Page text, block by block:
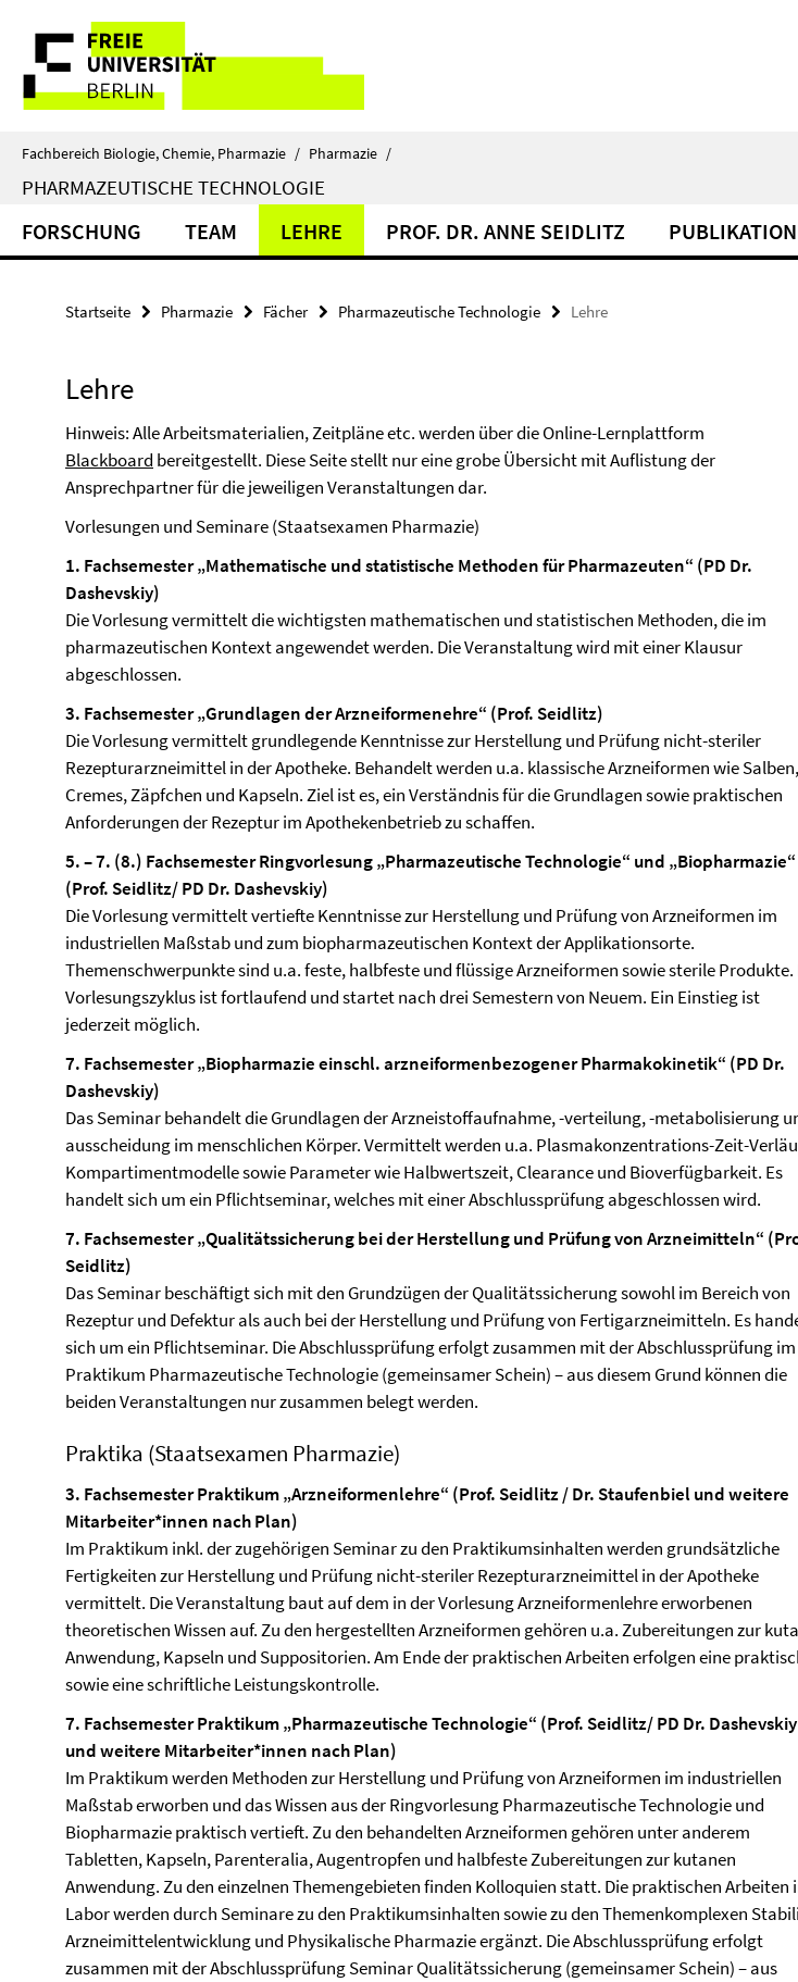
direkt
Inhalt
Service-
Navigation
Fachbereich Biologie, Chemie, Pharmazie / Pharmazie /
PHARMAZEUTISCHE TECHNOLOGIE
FORSCHUNG TEAM LEHRE PROF. DR. ANNE SEIDLITZ
Startseite Pharmazie Fächer Pharmazeutische Technologie Lehre
Lehre
Hinweis: Alle Arbeitsmaterialien, Zeitpläne etc. werden über die Online-Lernplattform
Blackboard bereitgestellt. Diese Seite stellt nur eine grobe Übersicht mit Auflistung der
Ansprechpartner für die jeweiligen Veranstaltungen dar.
Vorlesungen und Seminare (Staatsexamen Pharmazie)
1. Fachsemester „Mathematische und statistische Methoden für Pharmazeuten“ (PD Dr.
Dashevskiy)
Die Vorlesung vermittelt die wichtigsten mathematischen und statistischen Methoden, die im
pharmazeutischen Kontext angewendet werden. Die Veranstaltung wird mit einer Klausur
abgeschlossen.
3. Fachsemester „Grundlagen der Arzneiformenehre“ (Prof. Seidlitz)
Die Vorlesung vermittelt grundlegende Kenntnisse zur Herstellung und Prüfung nicht-steriler
Rezepturarzneimittel in der Apotheke. Behandelt werden u.a. klassische Arzneiformen wie Salben,
Cremes, Zäpfchen und Kapseln. Ziel ist es, ein Verständnis für die Grundlagen sowie praktischen
Anforderungen der Rezeptur im Apothekenbetrieb zu schaffen.
5. – 7. (8.) Fachsemester Ringvorlesung „Pharmazeutische Technologie“ und „Biopharmazie“
(Prof. Seidlitz/ PD Dr. Dashevskiy)
Die Vorlesung vermittelt vertiefte Kenntnisse zur Herstellung und Prüfung von Arzneiformen im
industriellen Maßstab und zum biopharmazeutischen Kontext der Applikationsorte.
Themenschwerpunkte sind u.a. feste, halbfeste und flüssige Arzneiformen sowie sterile Produkte.
Vorlesungszyklus ist fortlaufend und startet nach drei Semestern von Neuem. Ein Einstieg ist
jederzeit möglich.
7. Fachsemester „Biopharmazie einschl. arzneiformenbezogener Pharmakokinetik“ (PD Dr.
Dashevskiy)
Das Seminar behandelt die Grundlagen der Arzneistoffaufnahme, -verteilung, -metabolisierung
ausscheidung im menschlichen Körper. Vermittelt werden u.a. Plasmakonzentrations-Zeit-
Kompartimentmodelle sowie Parameter wie Halbwertszeit, Clearance und Bioverfügbarkeit. Es
handelt sich um ein Pflichtseminar, welches mit einer Abschlussprüfung abgeschlossen wird.
7. Fachsemester „Qualitätssicherung bei der Herstellung und Prüfung von Arzneimitteln“
Seidlitz)
Das Seminar beschäftigt sich mit den Grundzügen der Qualitätssicherung sowohl im Bereich von
Rezeptur und Defektur als auch bei der Herstellung und Prüfung von Fertigarzneimitteln. Es
sich um ein Pflichtseminar. Die Abschlussprüfung erfolgt zusammen mit der Abschlussprüfung im
Praktikum Pharmazeutische Technologie (gemeinsamer Schein) – aus diesem Grund können die
beiden Veranstaltungen nur zusammen belegt werden.
Praktika (Staatsexamen Pharmazie)
3. Fachsemester Praktikum „Arzneiformenlehre“ (Prof. Seidlitz / Dr. Staufenbiel und weitere
Mitarbeiter*innen nach Plan)
Im Praktikum inkl. der zugehörigen Seminar zu den Praktikumsinhalten werden grundsätzliche
Fertigkeiten zur Herstellung und Prüfung nicht-steriler Rezepturarzneimittel in der Apotheke
vermittelt. Die Veranstaltung baut auf dem in der Vorlesung Arzneiformenlehre erworbenen
theoretischen Wissen auf. Zu den hergestellten Arzneiformen gehören u.a. Zubereitungen zur
Anwendung, Kapseln und Suppositorien. Am Ende der praktischen Arbeiten erfolgen eine
sowie eine schriftliche Leistungskontrolle.
7. Fachsemester Praktikum „Pharmazeutische Technologie“ (Prof. Seidlitz/ PD Dr. Dashevskiy
und weitere Mitarbeiter*innen nach Plan)
Im Praktikum werden Methoden zur Herstellung und Prüfung von Arzneiformen im industriellen
Maßstab erworben und das Wissen aus der Ringvorlesung Pharmazeutische Technologie und
Biopharmazie praktisch vertieft. Zu den behandelten Arzneiformen gehören unter anderem
Tabletten, Kapseln, Parenteralia, Augentropfen und halbfeste Zubereitungen zur kutanen
Anwendung. Zu den einzelnen Themengebieten finden Kolloquien statt. Die praktischen Arbeiten
Labor werden durch Seminare zu den Praktikumsinhalten sowie zu den Themenkomplexen
Arzneimittelentwicklung und Physikalische Pharmazie ergänzt. Die Abschlussprüfung erfolgt
zusammen mit der Abschlussprüfung Seminar Qualitätssicherung (gemeinsamer Schein) – aus